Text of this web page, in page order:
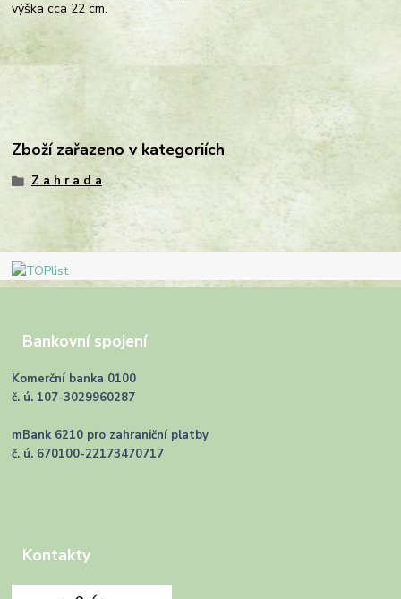
výška cca 22 cm.
Zboží zařazeno v kategoriích
Z a h r a d a
Bankovní spojení
Komerční banka 0100
č. ú. 107-3029960287
mBank 6210 pro zahraniční platby
č. ú. 670100-22173470717
Kontakty